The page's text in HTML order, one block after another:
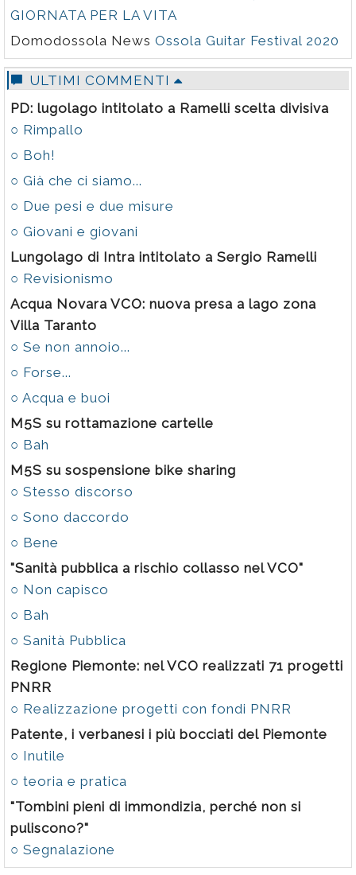
GIORNATA PER LA VITA
Domodossola News Ossola Guitar Festival 2020
ULTIMI COMMENTI
PD: lugolago intitolato a Ramelli scelta divisiva
○ Rimpallo
○ Boh!
○ Già che ci siamo...
○ Due pesi e due misure
○ Giovani e giovani
Lungolago di Intra intitolato a Sergio Ramelli
○ Revisionismo
Acqua Novara VCO: nuova presa a lago zona
Villa Taranto
○ Se non annoio...
○ Forse...
○ Acqua e buoi
M5S su rottamazione cartelle
○ Bah
M5S su sospensione bike sharing
○ Stesso discorso
○ Sono daccordo
○ Bene
"Sanità pubblica a rischio collasso nel VCO"
○ Non capisco
○ Bah
○ Sanità Pubblica
Regione Piemonte: nel VCO realizzati 71 progetti
PNRR
○ Realizzazione progetti con fondi PNRR
Patente, i verbanesi i più bocciati del Piemonte
○ Inutile
○ teoria e pratica
"Tombini pieni di immondizia, perché non si
puliscono?"
○ Segnalazione